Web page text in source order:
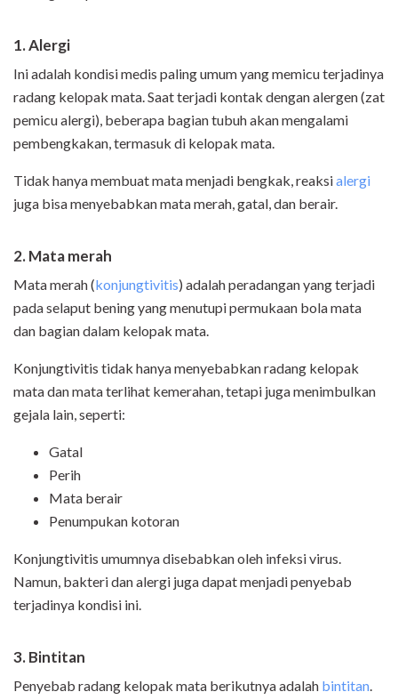
1.Alergi
Ini adalah kondisi medis paling umum yang memicu terjadinya
radang kelopak mata. Saat terjadi kontak dengan alergen (zat
pemicu alergi), beberapa bagian tubuh akan mengalami
pembengkakan, termasuk di kelopak mata.
Tidak hanya membuat mata menjadi bengkak, reaksialergi
juga bisa menyebabkan mata merah, gatal, dan berair.
2. Mata merah
Mata merah (konjungtivitis) adalah peradangan yang terjadi
pada selaput bening yang menutupi permukaan bola mata
dan bagian dalam kelopak mata.
Konjungtivitis tidak hanya menyebabkan radang kelopak
mata dan mata terlihat kemerahan, tetapi juga menimbulkan
gejala lain, seperti:
Gatal
Perih
Mata berair
Penumpukan kotoran
Konjungtivitis umumnya disebabkan oleh infeksi virus.
Namun, bakteri dan alergi juga dapat menjadi penyebab
terjadinya kondisi ini.
3. Bintitan
Penyebab radang kelopak mata berikutnya adalah bintitan.